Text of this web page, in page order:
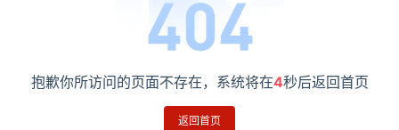
抱歉你所访问的页面不存在，系统将在4秒后返回首页
返回首页